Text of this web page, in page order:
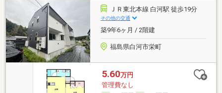
ＪＲ東北本線 白河駅 徒歩19分
その他の交通
築9年6ヶ月 / 2階建
福島県白河市栄町
5.60万円
管理費なし